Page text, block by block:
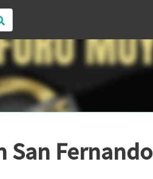
San Fernando